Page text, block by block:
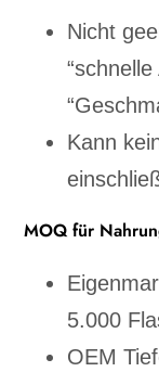
Nicht
Kann
MOQ für
5.000
OEM